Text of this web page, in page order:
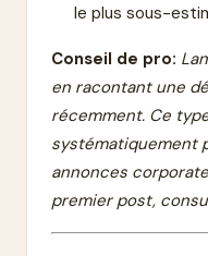
le plus sous-
Conseil de pro:
en racontant une
récemment. Ce
systématiquement
annonces
premier post,